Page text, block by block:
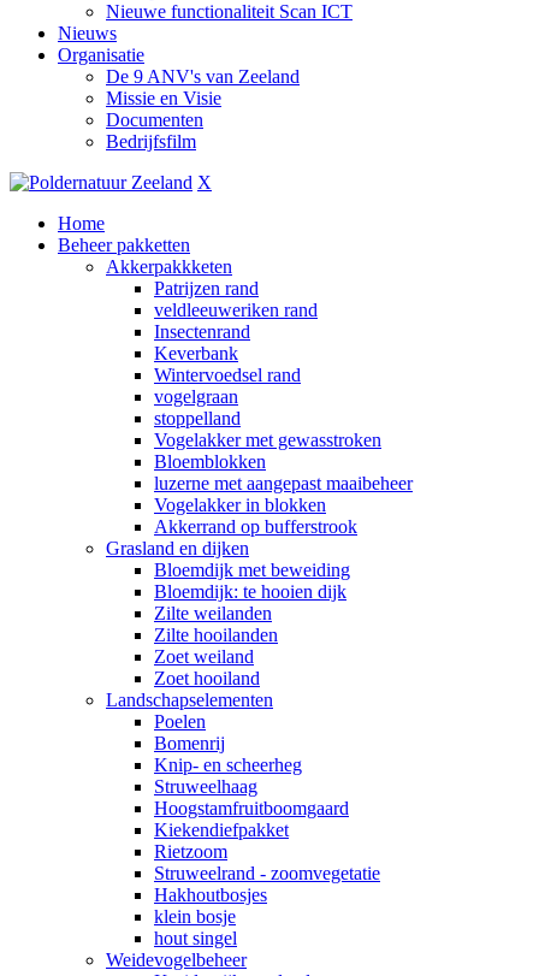
Nieuwe functionaliteit Scan ICT
Nieuws
Organisatie
De 9 ANV's van Zeeland
Missie en Visie
Documenten
Bedrijfsfilm
X
Home
Beheer pakketten
Akkerpakkketen
Patrijzen rand
veldleeuweriken rand
Insectenrand
Keverbank
Wintervoedsel rand
vogelgraan
stoppelland
Vogelakker met gewasstroken
Bloemblokken
luzerne met aangepast maaibeheer
Vogelakker in blokken
Akkerrand op bufferstrook
Grasland en dijken
Bloemdijk met beweiding
Bloemdijk: te hooien dijk
Zilte weilanden
Zilte hooilanden
Zoet weiland
Zoet hooiland
Landschapselementen
Poelen
Bomenrij
Knip- en scheerheg
Struweelhaag
Hoogstamfruitboomgaard
Kiekendiefpakket
Rietzoom
Struweelrand - zoomvegetatie
Hakhoutbosjes
klein bosje
hout singel
Weidevogelbeheer